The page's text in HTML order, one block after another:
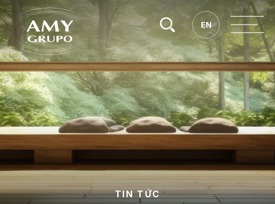
EN
EN
TIN TỨC
Tìm